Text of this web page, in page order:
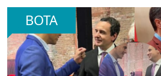
BOTA